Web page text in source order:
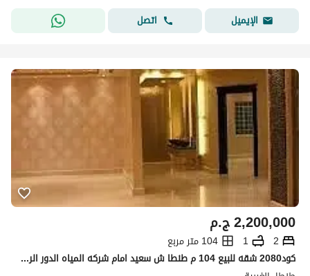
الإيميل
اتصل
ج.م2,200,000
2
1
104 متر مربع
كود2080 شقه للبيع 104 م طنطا ش سعيد امام شركه المياه الدور الرابع سوبر لوكس غرفايت رسيبشن قطعتين حمام مطبخ حصه